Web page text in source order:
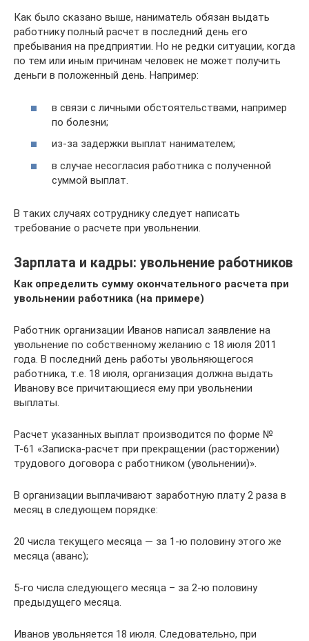
Как было сказано выше, наниматель обязан выдать
работнику полный расчет в последний день его
пребывания на предприятии. Но не редки ситуации, когда
по тем или иным причинам человек не может получить
деньги в положенный день. Например:
в связи с личными обстоятельствами, например
по болезни;
из-за задержки выплат нанимателем;
в случае несогласия работника с полученной
суммой выплат.
В таких случаях сотруднику следует написать
требование о расчете при увольнении.
Зарплата и кадры: увольнение работников
Как определить сумму окончательного расчета при
увольнении работника (на примере)
Работник организации Иванов написал заявление на
увольнение по собственному желанию с 18 июля 2011
года. В последний день работы увольняющегося
работника, т.е. 18 июля, организация должна выдать
Иванову все причитающиеся ему при увольнении
выплаты.
Расчет указанных выплат производится по форме №
Т-61 «Записка-расчет при прекращении (расторжении)
трудового договора с работником (увольнении)».
В организации выплачивают заработную плату 2 раза в
месяц в следующем порядке:
20 числа текущего месяца — за 1-ю половину этого же
месяца (аванс);
5-го числа следующего месяца – за 2-ю половину
предыдущего месяца.
Иванов увольняется 18 июля. Следовательно, при